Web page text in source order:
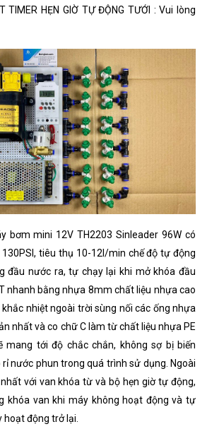
TIMER HẸN GIỜ TỰ ĐỘNG TƯỚI : Vui lòng
bơm mini 12V TH2203 Sinleader 96W có
tiêu thụ 10-12l/min chế độ tự động
đầu nước ra, tự chạy lại khi mở khóa đầu
nhanh bằng nhựa 8mm chất liệu nhựa cao
nhiệt ngoài trời sùng nối các ống nhựa
nhất và co chữ C làm từ chất liệu nhựa PE
mang tới độ chắc chắn, không sợ bị biến
nước phun trong quá trình sử dụng. Ngoài
với van khóa từ và bộ hẹn giờ tự động,
khóa van khi máy không hoạt động và tự
động trở lại.